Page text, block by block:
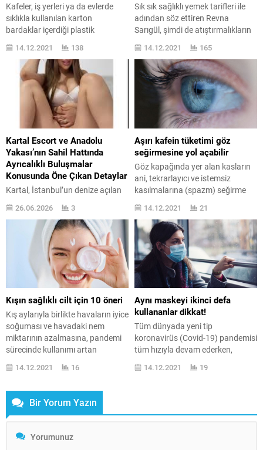
Kafeler, iş yerleri ya da evlerde
sıklıkla kullanılan karton
bardaklar içerdiği plastik
nedeniyle sağlık riski taşıyor.
Elimizin temas ettiği ...
14.12.2021 138
Sık sık sağlıklı yemek tarifleri ile
adından söz ettiren Revna
Sarıgül, şimdi de atıştırmalıkların
sağlıklı olabileceğini anlattı.
Revna Sarıgül ...
14.12.2021 165
Kartal Escort ve Anadolu
Yakası’nın Sahil Hattında
Ayrıcalıklı Buluşmalar
Konusunda Öne Çıkan Detaylar
Kartal, İstanbul’un denize açılan
en prestijli kapılarından biri olarak,
hem kentsel dönüşümün getirdiği
modern rezidans projelerini hem
de sahilin sunduğu huzuru içinde
barındırır. kartal escort deneyimi
arayanlar için burası; mavinin
dinginliği ile şehrin dinamizmini
birleştiren, kendinizi her
zamankinden daha özgür
hissettiğiniz nadir lokasyonlardan
biridir. Burada bir partnerle vakit
geçirmek, sadece...
26.06.2026 3
Aşırı kafein tüketimi göz
seğirmesine yol açabilir
Göz kapağında yer alan kasların
ani, tekrarlayıcı ve istemsiz
kasılmalarına (spazm) seğirme
denildiğini belirten İSÜ Liv
Hospital Bahçeşehir’den ...
14.12.2021 21
Kışın sağlıklı cilt için 10 öneri
Kış aylarıyla birlikte havaların iyice
soğuması ve havadaki nem
miktarının azalmasına, pandemi
sürecinde kullanımı artan
dezenfektanlar da ...
14.12.2021 16
Aynı maskeyi ikinci defa
kullananlar dikkat!
Tüm dünyada yeni tip
koronavirüs (Covid-19) pandemisi
tüm hızıyla devam ederken,
uzmanlar pandemiyle birlikte
hayatımıza giren maske
14.12.2021 19
Bir Yorum Yazın